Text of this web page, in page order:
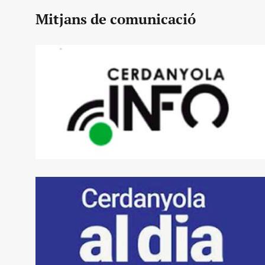
Mitjans de comunicació